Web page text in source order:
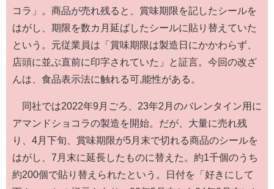
コラ」。商品が売れ残ると、賞味期限を記したシールを
はがし、期限を数カ月延ばしたシールに貼り替えていた
という。元従業員は「賞味期限は製造日にかかわらず、
店頭に並ぶ直前に印字されていた」と証言。今回の改ざ
んは、食品表示法に触れる可,能性がある。
同社では2022年9月ごろ、23年2月のバレンタイン用に
アマンドショコラの製造を開始。だが、大量に売れ残
り、4月下旬、賞味期限が5月末で切れる商品のシールを
はがし、7月末に延長したものに替えた。約1千個のうち
約200個で貼り替えられたという。日付を「好きにして